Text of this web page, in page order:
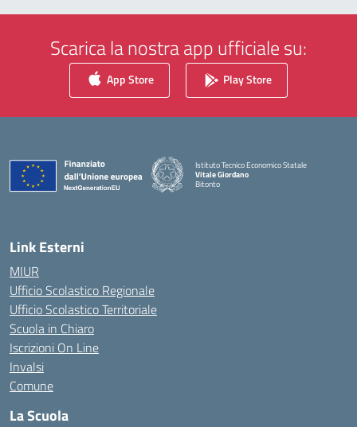
Scarica la nostra app ufficiale su:
App Store Play Store
Istituto Tecnico Economico Statale
Vitale Giordano
Bitonto
Link Esterni
MIUR
Ufficio Scolastico Regionale
Ufficio Scolastico Territoriale
Scuola in Chiaro
Iscrizioni On Line
Invalsi
Comune
La Scuola